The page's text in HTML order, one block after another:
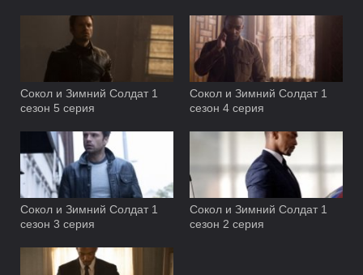
Сокол и Зимний Солдат 1
сезон 5 серия
Сокол и Зимний Солдат 1
сезон 4 серия
Сокол и Зимний Солдат 1
сезон 3 серия
Сокол и Зимний Солдат 1
сезон 2 серия